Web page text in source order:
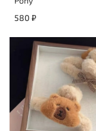
580 ₽